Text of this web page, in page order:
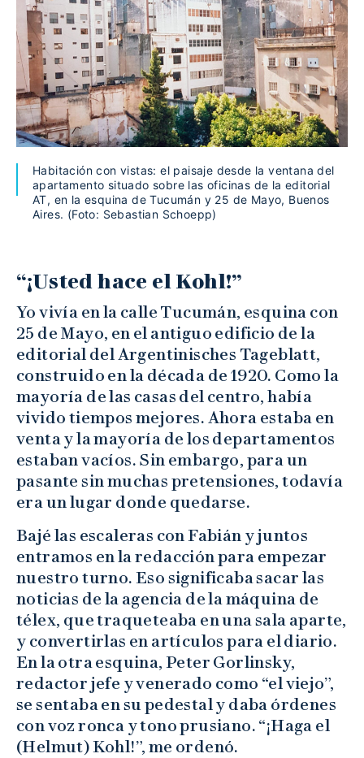
Habitación con vistas: el paisaje desde la ventana del
apartamento situado sobre las oficinas de la editorial
AT, en la esquina de Tucumán y 25 de Mayo, Buenos
Aires. (Foto: Sebastian Schoepp)
“¡Usted hace el Kohl!”
Yo vivía en la calle Tucumán, esquina con
25 de Mayo, en el antiguo edificio de la
editorial del Argentinisches Tageblatt,
construido en la década de 1920. Como la
mayoría de las casas del centro, había
vivido tiempos mejores. Ahora estaba en
venta y la mayoría de los departamentos
estaban vacíos. Sin embargo, para un
pasante sin muchas pretensiones, todavía
era un lugar donde quedarse.
Bajé las escaleras con Fabián y juntos
entramos en la redacción para empezar
nuestro turno. Eso significaba sacar las
noticias de la agencia de la máquina de
télex, que traqueteaba en una sala aparte,
y convertirlas en artículos para el diario.
En la otra esquina, Peter Gorlinsky,
redactor jefe y venerado como “el viejo”,
se sentaba en su pedestal y daba órdenes
con voz ronca y tono prusiano. “¡Haga el
(Helmut) Kohl!”, me ordenó.